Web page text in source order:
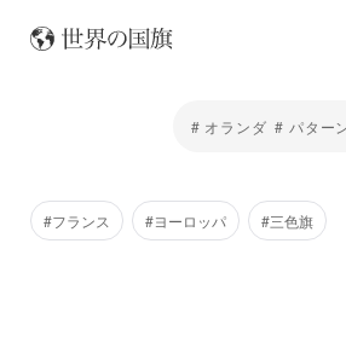
# オランダ # パター
#フランス #ヨーロッパ #三色旗